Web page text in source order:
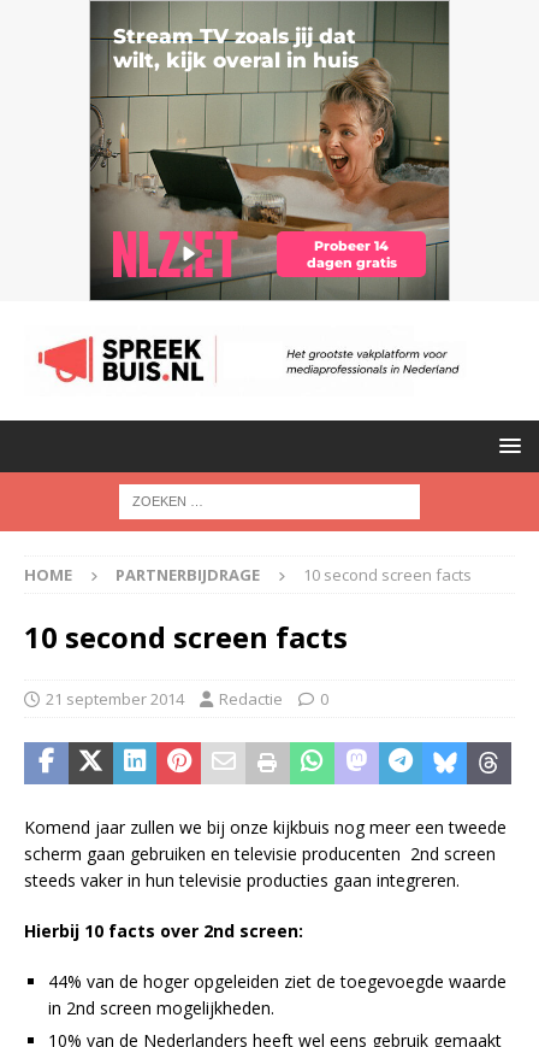
HOME PARTNERBIJDRAGE 10 second screen facts
10 second screen facts
21 september 2014 Redactie 0
Komend jaar zullen we bij onze kijkbuis nog meer een tweede
scherm gaan gebruiken en televisie producenten 2nd screen
steeds vaker in hun televisie producties gaan integreren.
Hierbij 10 facts over 2nd screen:
44% van de hoger opgeleiden ziet de toegevoegde waarde
in 2nd screen mogelijkheden.
10% van de Nederlanders heeft wel eens gebruik gemaakt